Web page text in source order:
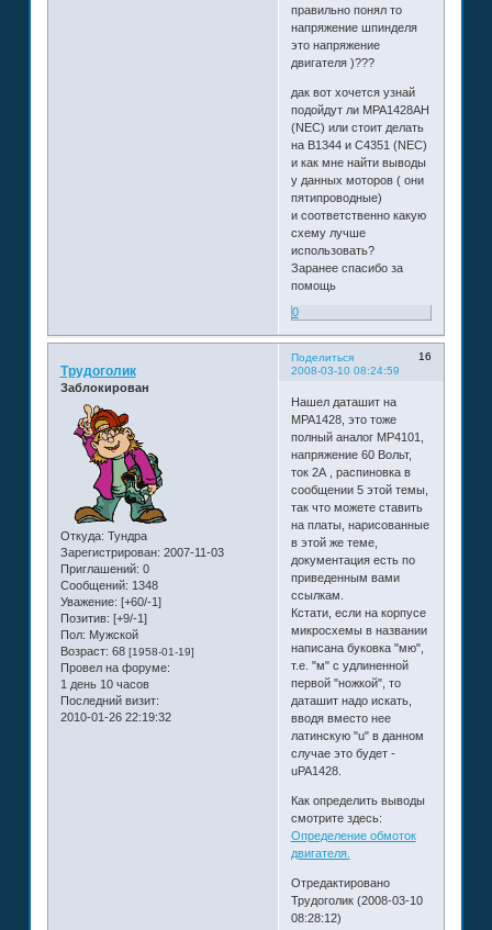
правильно понял то
напряжение шпинделя
это напряжение
двигателя )???
дак вот хочется узнай
подойдут ли MPA1428AH
(NEC) или стоит делать
на B1344 и C4351 (NEC)
и как мне найти выводы
у данных моторов ( они
пятипроводные)
и соответственно какую
схему лучше
использовать?
Заранее спасибо за
помощь
0
Поделиться
16
2008-03-10 08:24:59
Трудоголик
Заблокирован
Откуда: Тундра
Зарегистрирован: 2007-11-03
Приглашений: 0
Сообщений: 1348
Уважение: [+60/-1]
Позитив: [+9/-1]
Пол: Мужской
Возраст: 68 [1958-01-19]
Провел на форуме:
1 день 10 часов
Последний визит:
2010-01-26 22:19:32
Нашел даташит на
MPA1428, это тоже
полный аналог МР4101,
напряжение 60 Вольт,
ток 2А , распиновка в
сообщении 5 этой темы,
так что можете ставить
на платы, нарисованные
в этой же теме,
документация есть по
приведенным вами
ссылкам.
Кстати, если на корпусе
микросхемы в названии
написана буковка "мю",
т.е. "м" с удлиненной
первой "ножкой", то
даташит надо искать,
вводя вместо нее
латинскую "u" в данном
случае это будет -
uPA1428.
Как определить выводы
смотрите здесь:
Определение обмоток
двигателя.
Отредактировано
Трудоголик (2008-03-10
08:28:12)